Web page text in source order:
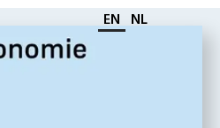
Select language
EN NL